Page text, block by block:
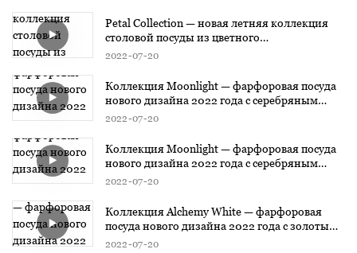
Petal Collection — новая летняя коллекция
столовой посуды из цветного
глазурованного фарфора
2022 07 20
Коллекция Moonlight — фарфоровая посуда
нового дизайна 2022 года с серебряным
дизайном1
2022 07 20
Коллекция Moonlight — фарфоровая посуда
нового дизайна 2022 года с серебряным
дизайном
2022 07 20
Коллекция Alchemy White — фарфоровая
посуда нового дизайна 2022 года с золотым
дизайном3
2022 07 20